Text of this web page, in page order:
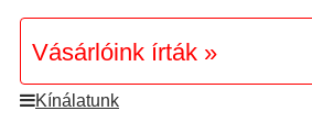
Vásárlóink írták »
Kínálatunk